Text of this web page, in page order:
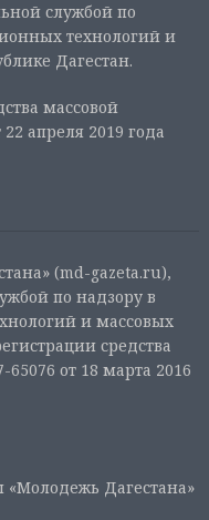
службой по
технологий и
Дагестан.
массовой
апреля 2019 года
(md-gazeta.ru),
по надзору в
и массовых
средства
от 18 марта 2016
«Молодежь Дагестана»